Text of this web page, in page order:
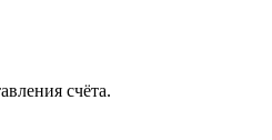
счёта.